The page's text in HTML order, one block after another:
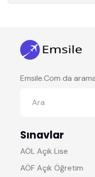
Emsile.Com da
Sınavlar
AÖL Açık Lise
AÖF Açık Öğretim